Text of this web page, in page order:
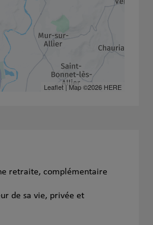
Leaflet| Map ©2026 HERE
retraite, complémentaire
de sa vie, privée et